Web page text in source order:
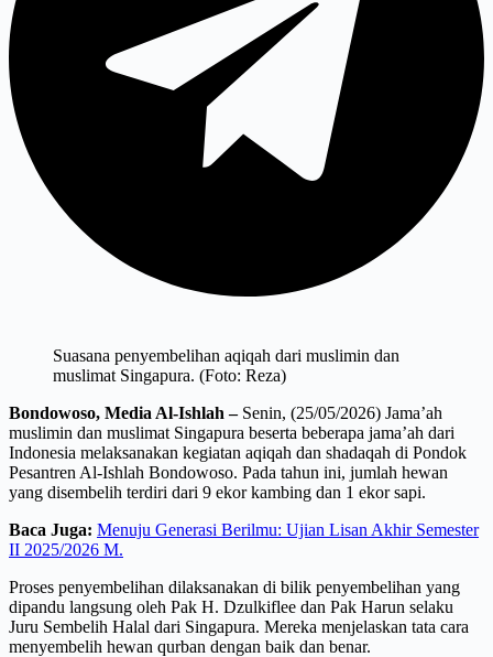
Suasana penyembelihan aqiqah dari muslimin dan
muslimat Singapura. (Foto: Reza)
Bondowoso, Media Al-Ishlah –Senin, (25/05/2026) Jama’ah
muslimin dan muslimat Singapura beserta beberapa jama’ah dari
Indonesia melaksanakan kegiatan aqiqah dan shadaqah di Pondok
Pesantren Al-Ishlah Bondowoso. Pada tahun ini, jumlah hewan
yang disembelih terdiri dari 9 ekor kambing dan 1 ekor sapi.
Baca Juga: Menuju Generasi Berilmu: Ujian Lisan Akhir Semester
II 2025/2026 M.
Proses penyembelihan dilaksanakan di bilik penyembelihan yang
dipandu langsung oleh Pak H. Dzulkiflee dan Pak Harun selaku
Juru Sembelih Halal dari Singapura. Mereka menjelaskan tata cara
menyembelih hewan qurban dengan baik dan benar.